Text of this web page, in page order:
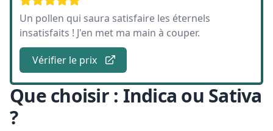
Un pollen qui saura satisfaire les éternels
insatisfaits ! J'en met ma main à couper.
Vérifier le prix
Que choisir : Indica ou Sativa
?